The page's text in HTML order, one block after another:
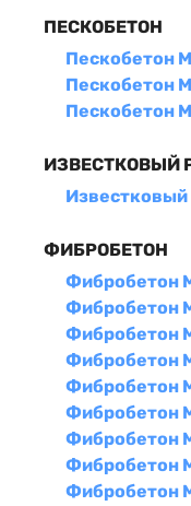
ПЕСКОБЕТОН
Пескобетон
Пескобетон
Пескобетон
ИЗВЕСТКОВЫЙ
ФИБРОБЕТОН
Фибробетон
Фибробетон
Фибробетон
Фибробетон
Фибробетон
Фибробетон
Фибробетон
Фибробетон
Фибробетон